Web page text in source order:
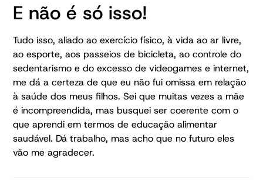
E não é só isso!
Tudo isso, aliado ao exercício físico, à vida ao ar livre,
ao esporte, aos passeios de bicicleta, ao controle do
sedentarismo e do excesso de videogames e internet,
me dá a certeza de que eu não fui omissa em relação
à saúde dos meus filhos. Sei que muitas vezes a mãe
é incompreendida, mas busquei ser coerente com o
que aprendi em termos de educação alimentar
saudável. Dá trabalho, mas acho que no futuro eles
vão me agradecer.